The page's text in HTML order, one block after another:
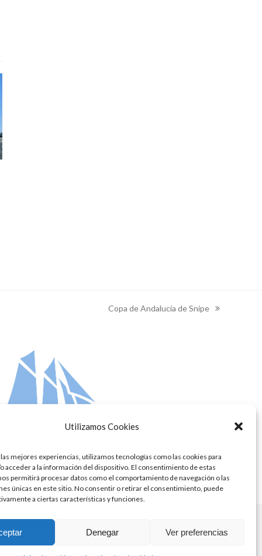
Utilizamos Cookies
mejores experiencias, utilizamos tecnologías como las cookies para
acceder a la información del dispositivo. El consentimiento de estas
permitirá procesar datos como el comportamiento de navegación o las
únicas en este sitio. No consentir o retirar el consentimiento, puede
a ciertas características y funciones.
Denegar Ver preferencias
next
Copa de Andalucía de Snipe